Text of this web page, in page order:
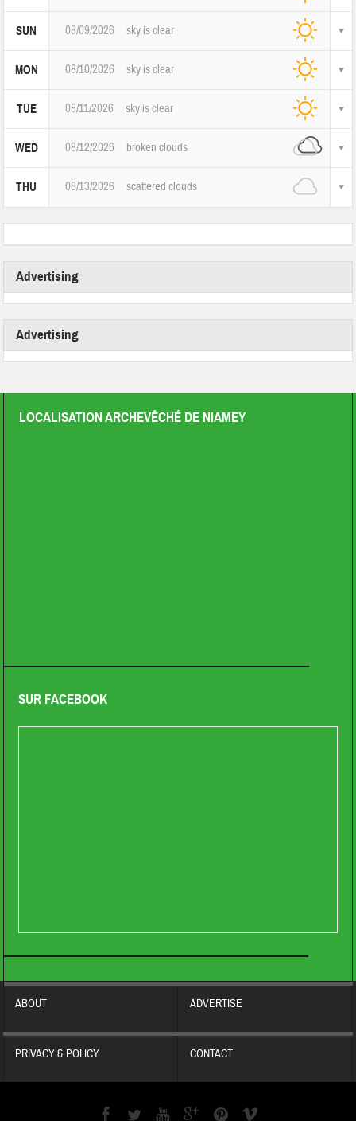
SUN 08/09/2026 sky is clear
MON 08/10/2026 sky is clear
TUE 08/11/2026 sky is clear
WED 08/12/2026 broken clouds
THU 08/13/2026 scattered clouds
Advertising
Advertising
LOCALISATION ARCHEVÊCHÉ DE NIAMEY
SUR FACEBOOK
ABOUT ADVERTISE
PRIVACY & POLICY CONTACT